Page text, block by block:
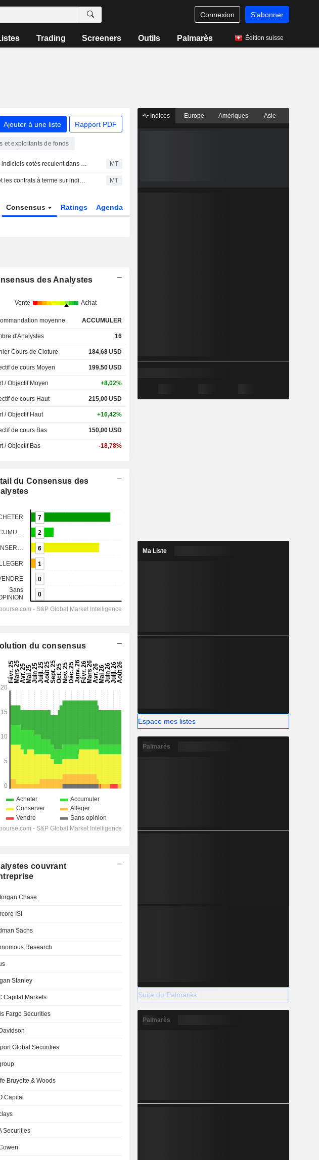
Connexion S'abonner
Trading Screeners Outils Palmarès Édition suisse
Ajouter à une liste Rapport PDF
et exploitants de fonds
Les fonds indiciels cotés reculent dans le sillage de la baisse des actions américaines à la mi-journée MT
Les ETF et les contrats à terme sur indices boursiers évoluent en ordre dispersé avant l'ouverture face à une avalanche de résultats d'entreprises MT
Consensus Ratings Agenda
des Analystes
Vente Achat
moyenne ACCUMULER
d'Analystes 16
Cours de Cloture 184,68USD
de cours Moyen 199,50USD
/ Objectif Moyen +8,02%
de cours Haut 215,00USD
/ Objectif Haut +16,42%
de cours Bas 150,00USD
/ Objectif Bas -18,78%
du Consensus des
du consensus
couvrant
Chase
ISI
Sachs
Research
Stanley
Capital Markets
Fargo Securities
Global Securities
Bruyette & Woods
Capital
Securities
Indices Europe Amériques Asie
Ma Liste
Espace mes listes
Palmarès
Suite du Palmarès
Palmarès